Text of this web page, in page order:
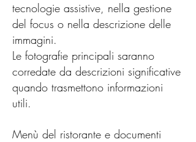
tecnologie assistive, nella gestione
del focus o nella descrizione delle
immagini.
Le fotografie principali saranno
corredate da descrizioni significative
quando trasmettono informazioni
utili.
Menù del ristorante e documenti